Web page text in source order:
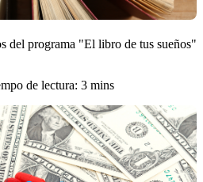
del programa "El libro de tus sueños"
de lectura: 3 mins